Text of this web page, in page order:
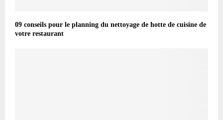
09 conseils pour le planning du nettoyage de hotte de cuisine de
votre restaurant